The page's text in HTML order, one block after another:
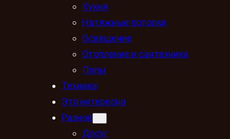
Кухня
Натяжные потолки
Освещение
Отопление и сантехника
Полы
Техника
Это интересно
Разное
Досуг